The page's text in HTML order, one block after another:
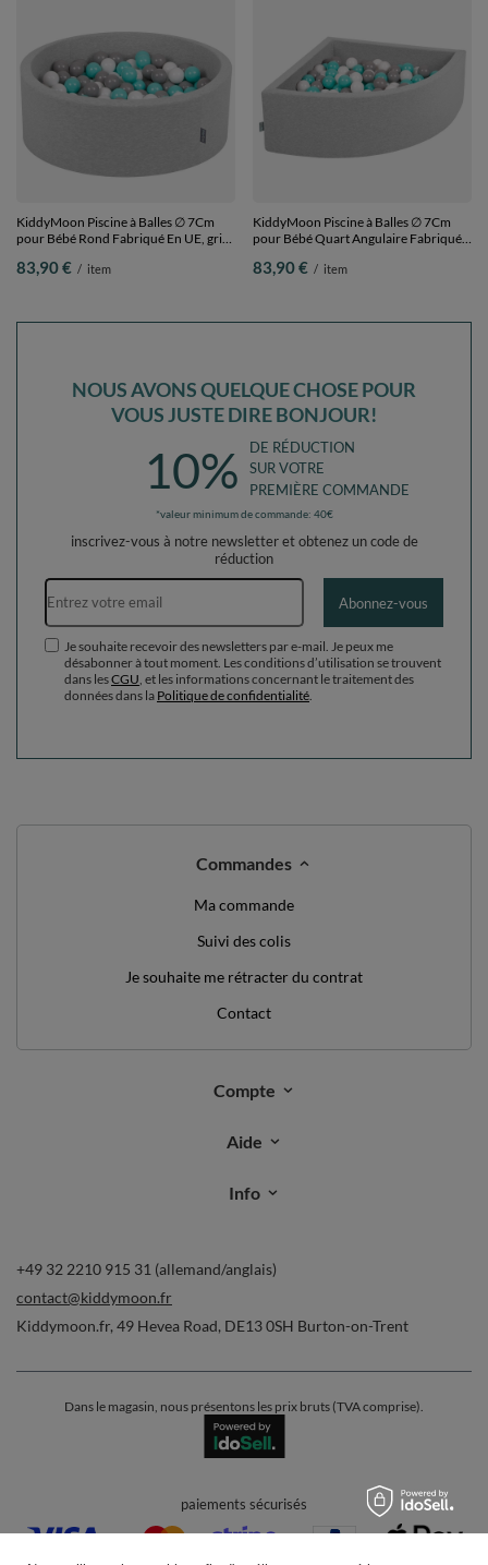
KiddyMoon Piscine à Balles ∅ 7Cm
pour Bébé Rond Fabriqué En UE, gris
90x30cm/300 Balles
83,90 € / item
KiddyMoon Piscine à Balles ∅ 7Cm
pour Bébé Quart Angulaire Fabriqué
clair, 90x30cm/200 Balles
83,90 € / item
NOUS AVONS QUELQUE CHOSE POUR
VOUS JUSTE DIRE BONJOUR!
10%
DE RÉDUCTION
SUR VOTRE
PREMIÈRE COMMANDE
*valeur minimum de commande: 40€
inscrivez-vous à notre newsletter et obtenez un code de
réduction
Adresse e-mail
Abonnez-vous
Je souhaite recevoir des newsletters par e-mail. Je peux me
désabonner à tout moment. Les conditions d’utilisation se trouvent
dans lesCGU , et les informations concernant le traitement des
données dans la Politique de confidentialité
Commandes
Ma commande
Suivi des colis
Je souhaite me rétracter du contrat
Contact
Compte
Aide
Info
+49 32 2210 915 31 (allemand/anglais)
contact@kiddymoon.fr
Kiddymoon.fr, 49 Hevea Road, DE13 0SH Burton-on-Trent
Dans le magasin, nous présentons les prix bruts (TVA comprise).
paiements sécurisés